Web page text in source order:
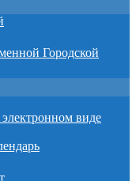
Городской
виде